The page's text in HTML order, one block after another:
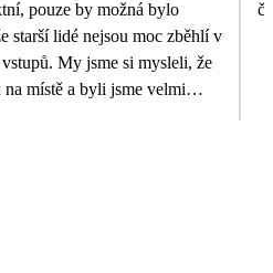
pouze by možná bylo
starší lidé nejsou moc zběhlí v
My jsme si mysleli, že
místě a byli jsme velmi